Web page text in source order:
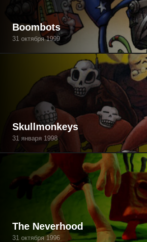
Boombots
31 октября 1999
Skullmonkeys
31 января 1998
The Neverhood
31 октября 1996